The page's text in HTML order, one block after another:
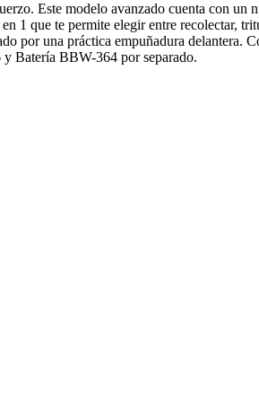
Este modelo avanzado cuenta con un
1 que te permite elegir entre recolectar,
por una práctica empuñadura delantera.
Batería BBW-364 por separado.